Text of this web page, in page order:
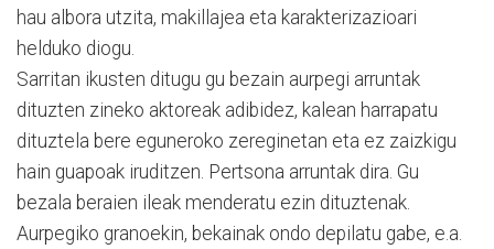
hau albora utzita, makillajea eta karakterizazioari
helduko diogu.
Sarritan ikusten ditugu gu bezain aurpegi arruntak
dituzten zineko aktoreak adibidez, kalean harrapatu
dituztela bere eguneroko zereginetan eta ez zaizkigu
hain guapoak iruditzen. Pertsona arruntak dira. Gu
bezala beraien ileak menderatu ezin dituztenak.
Aurpegiko granoekin, bekainak ondo depilatu gabe, e.a.